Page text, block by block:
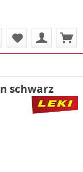
schwarz